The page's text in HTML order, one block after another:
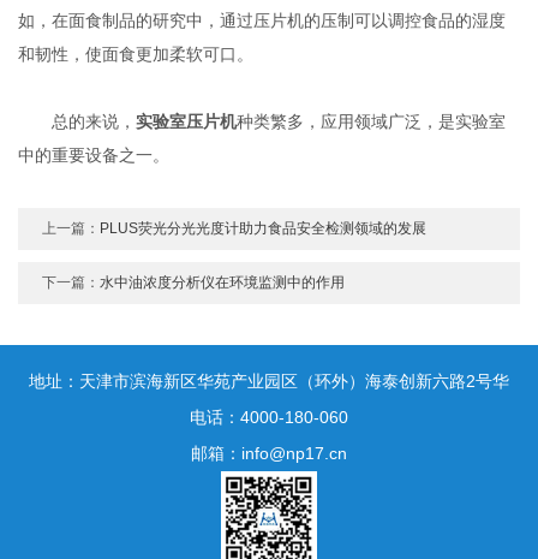
如，在面食制品的研究中，通过压片机的压制可以调控食品的湿度
和韧性，使面食更加柔软可口。
总的来说，实验室压片机种类繁多，应用领域广泛，是实验室
中的重要设备之一。
上一篇： PLUS荧光分光光度计助力食品安全检测领域的发展
下一篇：水中油浓度分析仪在环境监测中的作用
地址：天津市滨海新区华苑产业园区（环外）海泰创新六路2号华
鼎新区一号3号楼1门10层
电话：4000-180-060
邮箱：info@np17.cn